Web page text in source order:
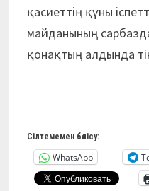
қасиеттің құны
майданының
қонақтың алдында
Сілтемемен бөлісу:
WhatsApp